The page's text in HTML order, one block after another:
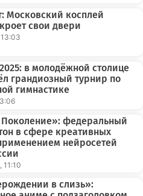
Московский косплей
свои двери
в молодёжной столице
грандиозный турнир по
гимнастике
федеральный
в сфере креативных
нейросетей
11:10
в слизь»: